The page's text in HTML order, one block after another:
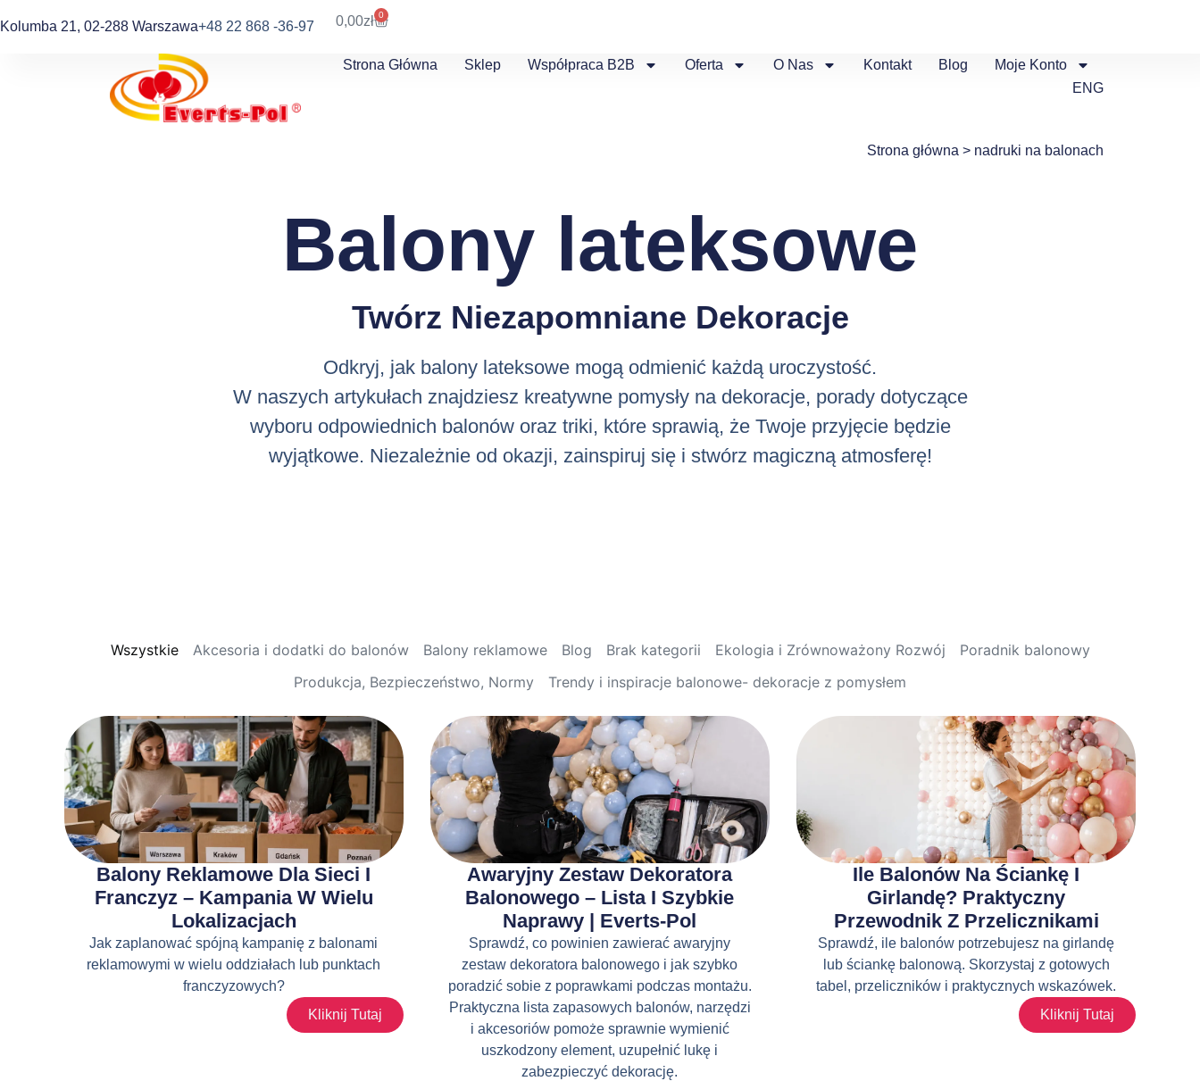
Kolumba 21, 02-288 Warszawa+48 22 868 -36-97 0,00zł 0
Strona Główna Sklep Współpraca B2B Oferta O Nas Kontakt Blog
Moje Konto
ENG
Strona główna > nadruki na balonach
Balony lateksowe
Twórz Niezapomniane Dekoracje
Odkryj, jak balony lateksowe mogą odmienić każdą uroczystość.
W naszych artykułach znajdziesz kreatywne pomysły na dekoracje, porady dotyczące
wyboru odpowiednich balonów oraz triki, które sprawią, że Twoje przyjęcie będzie
wyjątkowe. Niezależnie od okazji, zainspiruj się i stwórz magiczną atmosferę!
Akcesoria i dodatki do balonów Balony reklamowe Blog Brak kategorii Ekologia i Zrównoważony Rozwój
Poradnik balonowy
Produkcja, Bezpieczeństwo, Normy
Trendy i inspiracje balonowe- dekoracje z pomysłem
Wszystkie
Balony Reklamowe Dla Sieci I
Franczyz – Kampania W Wielu
Lokalizacjach
Jak zaplanować spójną kampanię z balonami
reklamowymi w wielu oddziałach lub punktach
franczyzowych?
Kliknij Tutaj
Awaryjny Zestaw Dekoratora
Balonowego – Lista I Szybkie
Naprawy | Everts-Pol
Sprawdź, co powinien zawierać awaryjny
zestaw dekoratora balonowego i jak szybko
poradzić sobie z poprawkami podczas montażu.
Praktyczna lista zapasowych balonów, narzędzi
i akcesoriów pomoże sprawnie wymienić
uszkodzony element, uzupełnić lukę i
zabezpieczyć dekorację.
Ile Balonów Na Ściankę I
Girlandę? Praktyczny
Przewodnik Z Przelicznikami
Sprawdź, ile balonów potrzebujesz na girlandę
lub ściankę balonową. Skorzystaj z gotowych
tabel, przeliczników i praktycznych wskazówek.
Kliknij Tutaj